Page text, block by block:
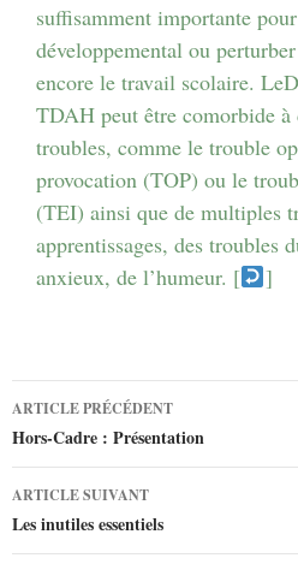
suffisamment importante
développemental ou
encore le travail scolaire.
TDAH peut être comorbide à
troubles, comme le trouble
provocation (TOP) ou le
(TEI) ainsi que de multiples
apprentissages, des troubles
anxieux, de l’humeur. [
]
Navigation
des
articles
ARTICLE PRÉCÉDENT
Hors-Cadre : Présentation
ARTICLE SUIVANT
Les inutiles essentiels